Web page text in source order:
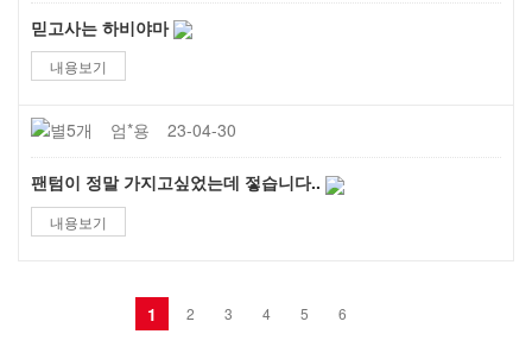
믿고사는 하비야마
내용보기
엄*용 23-04-30
팬텀이 정말 가지고싶었는데 젛습니다..
내용보기
1 2 3 4 5 6